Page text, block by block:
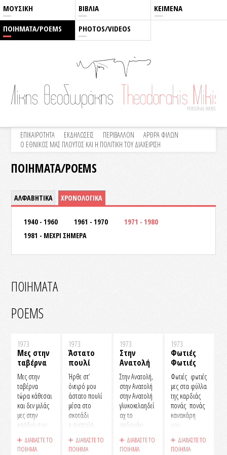
ΜΟΥΣΙΚΗ ΒΙΒΛΙΑ ΚΕΙΜΕΝΑ
ΠΟΙΗΜΑΤΑ/POEMS PHOTOS/VIDEOS
ΕΠΙΚΑΙΡΟΤΗΤΑ ΕΚΔΗΛΩΣΕΙΣ ΠΕΡΙΒΑΛΛΟΝ
ΑΡΘΡΑ ΦΙΛΩΝ
Ο ΕΘΝΙΚΟΣ ΜΑΣ ΠΛΟΥΤΟΣ ΚΑΙ Η ΠΟΛΙΤΙΚΗ ΤΟΥ ΔΙΑΧΕΙΡΙΣΗ
ΠΟΙΗΜΑΤΑ/POEMS
ΑΛΦΑΒΗΤΙΚΑ ΧΡΟΝΟΛΟΓΙΚΑ
1940 - 1960 1961 - 1970
1971 - 1980
1981 - ΜΕΧΡΙ ΣΗΜΕΡΑ
ΠΟΙΗΜΑΤΑ
POEMS
1973
Μες στην
ταβέρνα
Μες στην
ταβέρνα
τώρα κάθεσαι
και δεν μιλάς
μες στην
καρδιά σου
πέφτει ο
ΔΙΑΒΑΣΤΕ ΤΟ
ΠΟΙΗΜΑ
1973
Άστατο
πουλί
Ήρθε στ’
όνειρό μου
άστατο πουλί
μέσα στο
σκοτάδι
η ανατολή.
Σ’ άπλωσα το
ΔΙΑΒΑΣΤΕ ΤΟ
ΠΟΙΗΜΑ
1973
Στην
Ανατολή
Στην Ανατολή,
στην Ανατολή
στην Ανατολή
γλυκοκελαηδεί
αχ το
αηδονάκι
ΔΙΑΒΑΣΤΕ ΤΟ
ΠΟΙΗΜΑ
1973
Φωτιές
Φωτιές
Φωτιές φωτιές
μες στα φύλλα
της καρδιάς
πονάς πονάς
κανακάρη
μου.
γιατί ξέρεις να
ΔΙΑΒΑΣΤΕ ΤΟ
ΠΟΙΗΜΑ